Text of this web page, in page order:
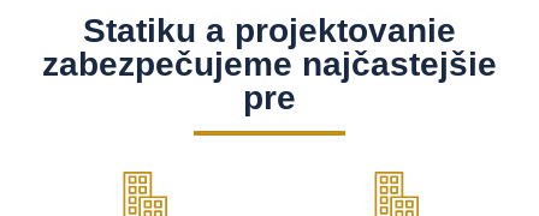
Statiku a projektovanie
zabezpečujeme najčastejšie
pre